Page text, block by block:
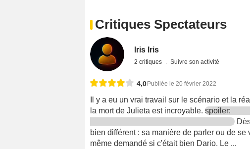
Critiques Spectateurs
Iris Iris
2 critiques Suivre son activité
4,0Publiée le 20 février 2022
Il y a eu un vrai travail sur le scénario et la
la mort de Julieta est incroyable. spoiler:
bien différent : sa manière de parler ou de
même demandé si c'était bien Dario. Le ...